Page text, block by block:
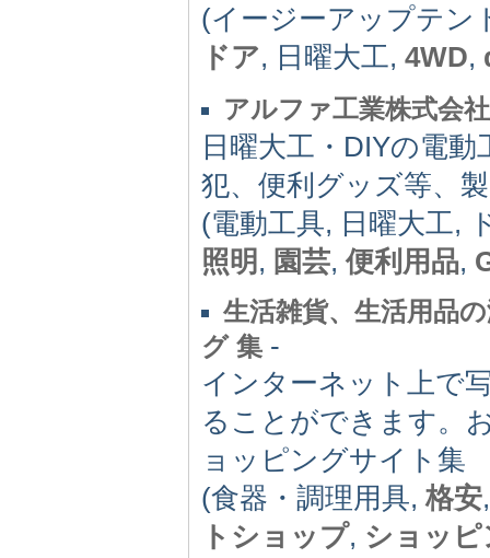
(イージーアップテン
ドア, 日曜大工, 4WD,
アルファ工業株式会社
日曜大工・DIYの電
犯、便利グッズ等、
(電動工具, 日曜大工,
照明 , 園芸,便利用品,
生活雑貨、生活用品
グ 集 -
インターネット上で
ることができます。
ョッピングサイト集
(食器・調理用具,格安
トショップ, ショッピ